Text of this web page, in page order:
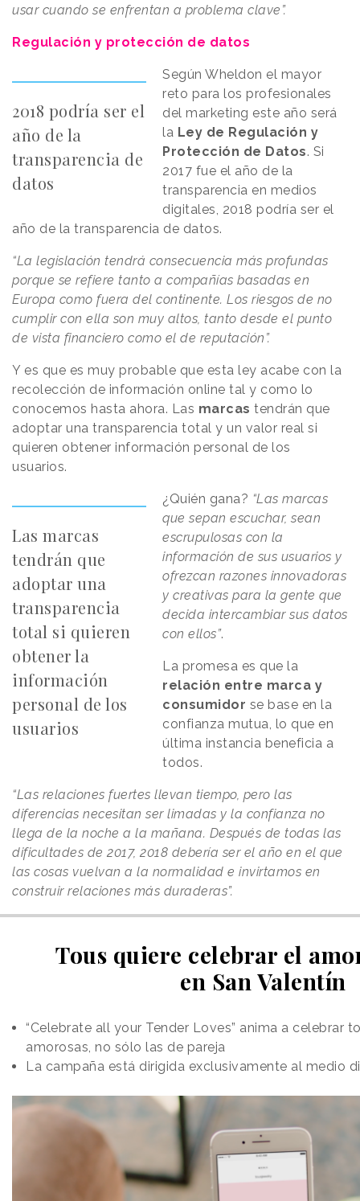
usar cuando se enfrentan a problema clave”.
Regulación y protección de datos
2018 podría ser el
año de la
transparencia de
datos
Según Wheldon el mayor
reto para los profesionales
del marketing este año será
la Ley de Regulación y
Protección de Datos. Si
2017 fue el año de la
transparencia en medios
digitales, 2018 podría ser el
año de la transparencia de datos.
“La legislación tendrá consecuencia más profundas
porque se refiere tanto a compañías basadas en
Europa como fuera del continente. Los riesgos de no
cumplir con ella son muy altos, tanto desde el punto
de vista financiero como el de reputación”.
Y es que es muy probable que esta ley acabe con la
recolección de información online tal y como lo
conocemos hasta ahora. Las marcas tendrán que
adoptar una transparencia total y un valor real si
quieren obtener información personal de los
usuarios.
Las marcas
tendrán que
adoptar una
transparencia
total si quieren
obtener la
información
personal de los
usuarios
¿Quién gana? “Las marcas
que sepan escuchar, sean
escrupulosas con la
información de sus usuarios y
ofrezcan razones innovadoras
y creativas para la gente que
decida intercambiar sus datos
con ellos”.
La promesa es que la
relación entre marca y
consumidor se base en la
confianza mutua, lo que en
última instancia beneficia a
todos.
“Las relaciones fuertes llevan tiempo, pero las
diferencias necesitan ser limadas y la confianza no
llega de la noche a la mañana. Después de todas las
dificultades de 2017, 2018 debería ser el año en el que
las cosas vuelvan a la normalidad e invirtamos en
construir relaciones más duraderas”.
Tous quiere celebrar el
en San Valentín
“Celebrate all your Tender Loves” anima a celebrar
amorosas, no sólo las de pareja
La campaña está dirigida exclusivamente al medio